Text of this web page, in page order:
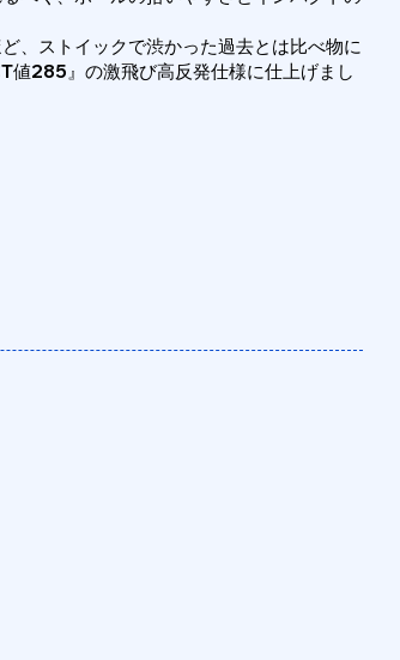
、ストイックで渋かった過去とは比べ物に
値285』の激飛び高反発仕様に仕上げまし